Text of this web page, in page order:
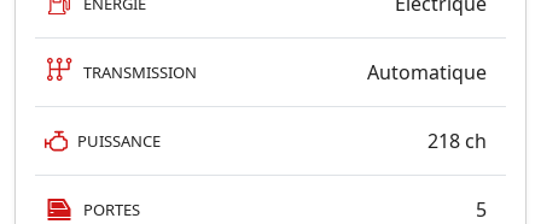
TRANSMISSION Automatique
PUISSANCE 218 ch
PORTES 5